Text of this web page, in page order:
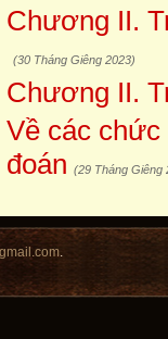
Chương II.
(30 Tháng Giêng 2023)
Chương II.
Về các chức
đoán (29 Tháng Giêng
.